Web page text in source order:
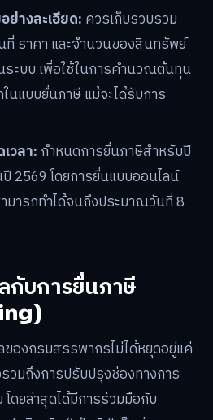
างละเอียด: ควรเก็บรวบรวม
ที่ ราคา และจำนวนของสินทรัพย์
ระบบ เพื่อใช้ในการคำนวณต้นทุน
นแบบยื่นภาษี แม้จะได้รับการ
วลา: กำหนดการยื่นภาษีสำหรับปี
2569 โดยการยื่นแบบออนไลน์
มารถทำได้จนถึงประมาณวันที่ 8
กับการยื่นภาษี
องกรมสรรพากรไม่ได้หยุดอยู่แค่
วมถึงการปรับปรุงช่องทางการ
ดยล่าสุดได้มีการร่วมมือกับ